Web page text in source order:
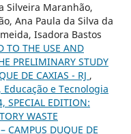
Silveira Maranhão,
Ana Paula da Silva da
Isadora Bastos
TO THE USE AND
PRELIMINARY STUDY
DE CAXIAS - RJ ,
e Tecnologia
SPECIAL EDITION:
WASTE
CAMPUS DUQUE DE